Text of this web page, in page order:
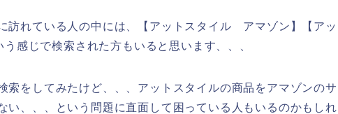
訪れている人の中には、【アットスタイル アマゾン】【アッ
感じで検索された方もいると思います、、、
索をしてみたけど、、、アットスタイルの商品をアマゾンのサ
い、、、という問題に直面して困っている人もいるのかもしれ